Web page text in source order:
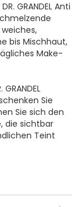
GRANDEL Anti
bis Mischhaut,
Make-
Sie
Sie sich den
die sichtbar
Teint